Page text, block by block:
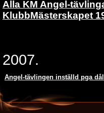
Alla KM Angel-
KlubbMästerskapet
2007.
Angel-tävlingen inställd pga